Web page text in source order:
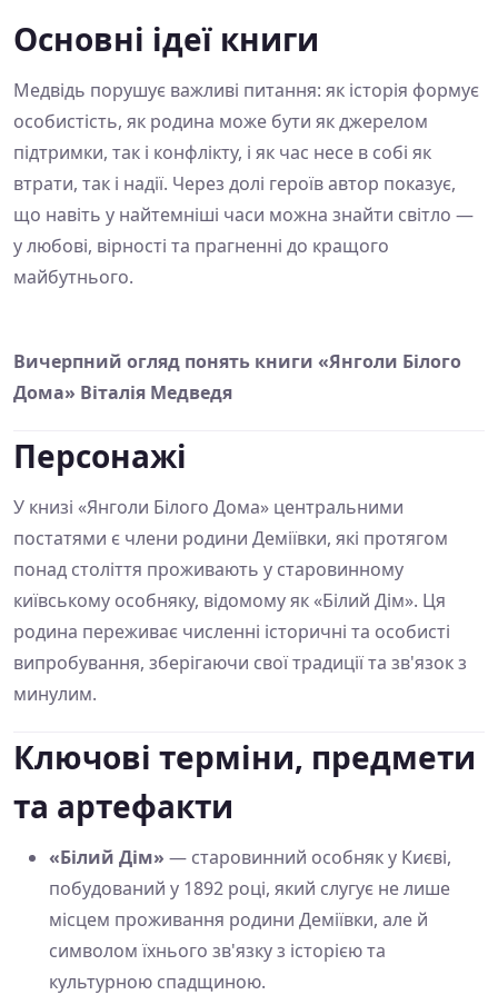
Основні ідеї книги
Медвідь порушує важливі питання: як історія формує
особистість, як родина може бути як джерелом
підтримки, так і конфлікту, і як час несе в собі як
втрати, так і надії. Через долі героїв автор показує,
що навіть у найтемніші часи можна знайти світло —
у любові, вірності та прагненні до кращого
майбутнього.
Вичерпний огляд понять книги «Янголи Білого
Дома» Віталія Медведя
Персонажі
У книзі «Янголи Білого Дома» центральними
постатями є члени родини Деміївки, які протягом
понад століття проживають у старовинному
київському особняку, відомому як «Білий Дім». Ця
родина переживає численні історичні та особисті
випробування, зберігаючи свої традиції та зв'язок з
минулим.
Ключові терміни, предмети
та артефакти
«Білий Дім» — старовинний особняк у Києві,
побудований у 1892 році, який слугує не лише
місцем проживання родини Деміївки, але й
символом їхнього зв'язку з історією та
культурною спадщиною.